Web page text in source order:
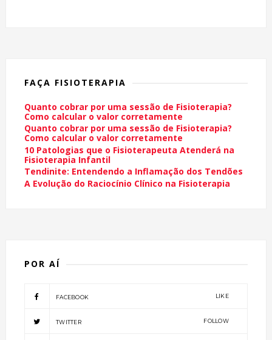
FAÇA FISIOTERAPIA
Quanto cobrar por uma sessão de Fisioterapia?
Como calcular o valor corretamente
Quanto cobrar por uma sessão de Fisioterapia?
Como calcular o valor corretamente
10 Patologias que o Fisioterapeuta Atenderá na
Fisioterapia Infantil
Tendinite: Entendendo a Inflamação dos Tendões
A Evolução do Raciocínio Clínico na Fisioterapia
POR AÍ
FACEBOOK LIKE
TWITTER FOLLOW